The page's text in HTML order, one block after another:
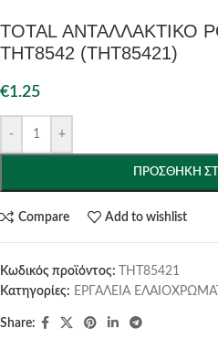
TOTAL ΑΝΤΑΛΛΑΚΤΙΚΟ
THT8542 (THT85421)
€1.25
- +
ΠΡΟΣΘΉΚΗ
Compare Add to wishlist
Κωδικός προϊόντος:
THT85421
Κατηγορίες: ΕΡΓΑΛΕΙΑ
Share: